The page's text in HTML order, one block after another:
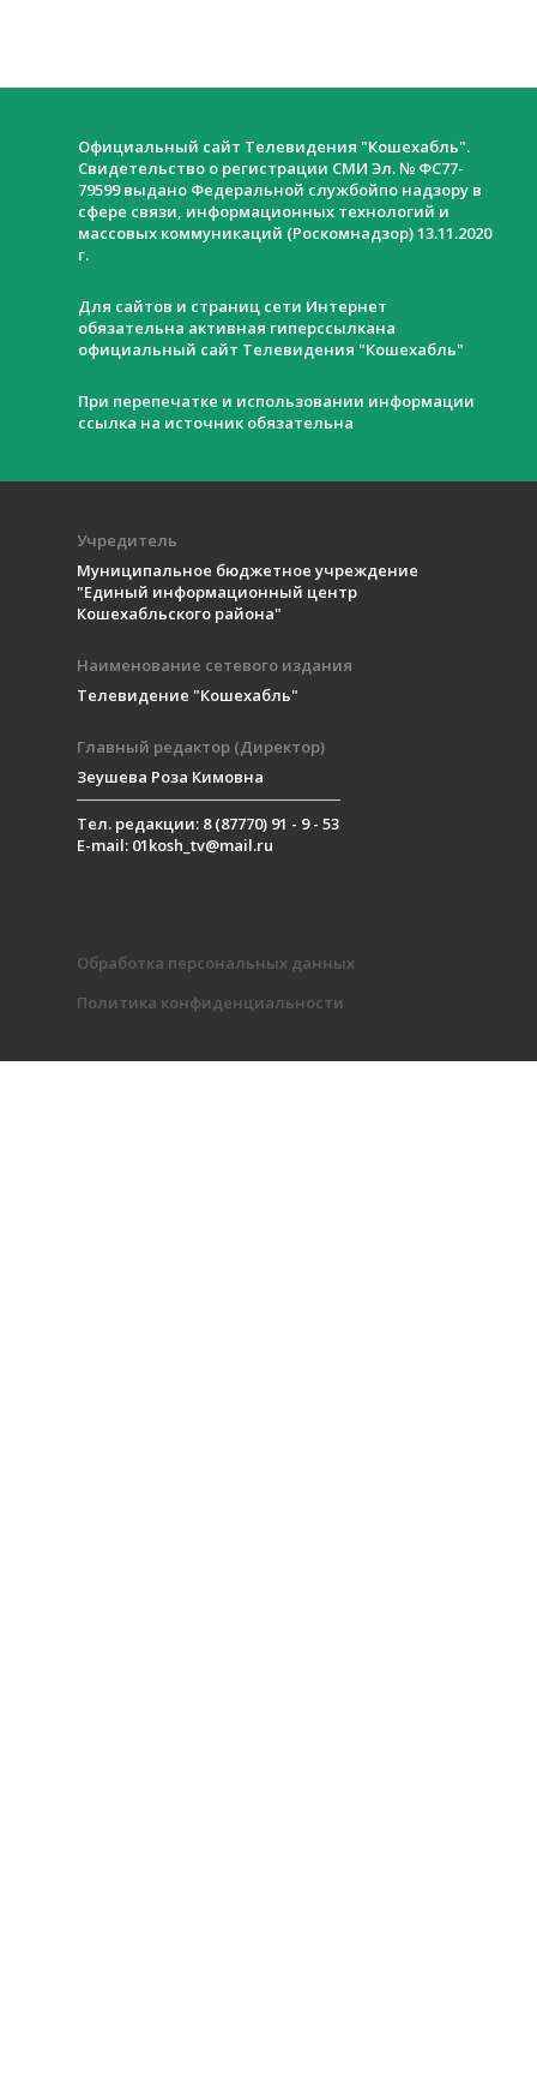
Официальный сайт Телевидения "Кошехабль".
Свидетельство о регистрации СМИ Эл. № ФС77-
79599 выдано Федеральной службойпо надзору в
сфере связи, информационных технологий и
массовых коммуникаций (Роскомнадзор) 13.11.2020
г.
Для сайтов и страниц сети Интернет
обязательна активная гиперссылкана
официальный сайт Телевидения "Кошехабль"
При перепечатке и использовании информации
ссылка на источник обязательна
Учредитель
Муниципальное бюджетное учреждение
"Единый информационный центр
Кошехабльского района"
Наименование сетевого издания
Телевидение "Кошехабль"
Главный редактор (Директор)
Зеушева Роза Кимовна
Тел. редакции: 8 (87770) 91 - 9 - 53
E-mail: 01kosh_tv@mail.ru
Обработка персональных данных
Политика конфиденциальности